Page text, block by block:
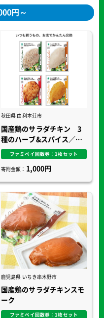
円～
秋田県 由利本荘市
国産鶏のサラダチキン 3
種のハーブ&スパイス／淡
路島の藻塩／てりやき味／
タンドリーチキン風
ファミペイ回数券：1枚セット
寄附金額： 1,000円
鹿児島県 いちき串木野市
国産鶏のサラダチキンスモ
ーク
ファミペイ回数券：1枚セット